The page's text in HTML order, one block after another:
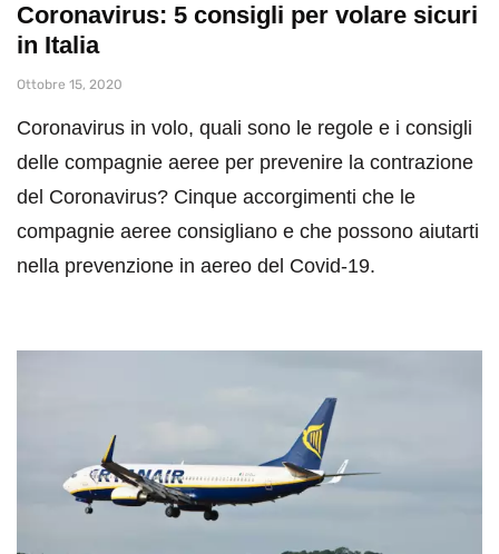
Coronavirus: 5 consigli per volare sicuri
in Italia
Ottobre 15, 2020
Coronavirus in volo, quali sono le regole e i consigli
delle compagnie aeree per prevenire la contrazione
del Coronavirus? Cinque accorgimenti che le
compagnie aeree consigliano e che possono aiutarti
nella prevenzione in aereo del Covid-19.